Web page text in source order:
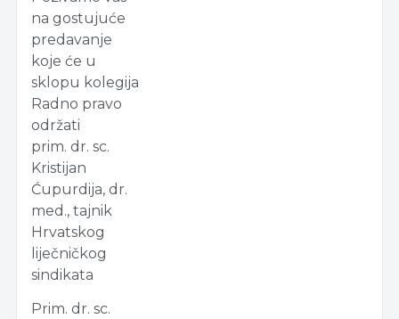
na gostujuće
predavanje
koje će u
sklopu kolegija
Radno pravo
održati
prim. dr. sc.
Kristijan
Ćupurdija, dr.
med., tajnik
Hrvatskog
liječničkog
sindikata
Prim. dr. sc.